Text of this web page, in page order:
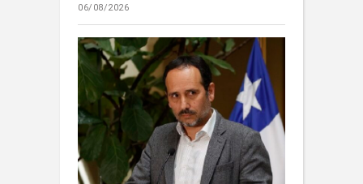
06/08/2026